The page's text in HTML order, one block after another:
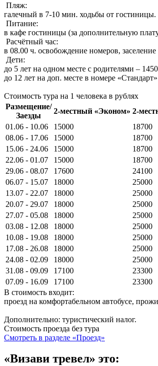
Пляж:
галечный в 7-10 мин. ходьбы от гостиницы.
Питание:
в кафе гостиницы (за дополнительную
Расчётный час:
в 08.00 ч. освобождение номеров, заселение
Дети:
до 5 лет на одном месте с родителями –
до 12 лет на доп. месте в номере
Стоимость тура на 1 человека в рублях
Размещение/
Заезды
2-местный «Эконом» 2-
01.06 - 10.06
15000 18700
08.06 - 17.06
15000 18700
15.06 - 24.06
15000 18700
22.06 - 01.07
15000 18700
29.06 - 08.07
17600 24100
06.07 - 15.07
18000 25000
13.07 - 22.07
18000 25000
20.07 - 29.07
18000 25000
27.07 - 05.08
18000 25000
03.08 - 12.08
18000 25000
10.08 - 19.08
18000 25000
17.08 - 26.08
18000 25000
24.08 - 02.09
18000 25000
31.08 - 09.09
17100 23300
07.09 - 16.09
17100 23300
В стоимость входит:
проезд на комфортабельном автобусе,
Дополнительно: туристический налог.
Стоимость проезда без тура
Смотреть в разделе «Проезд»
«Визави тревел» это: